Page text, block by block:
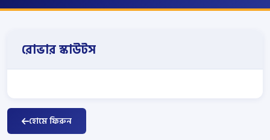
রোভার স্কাউটস
হোমে ফিরুন